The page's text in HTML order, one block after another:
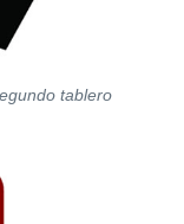
tablero